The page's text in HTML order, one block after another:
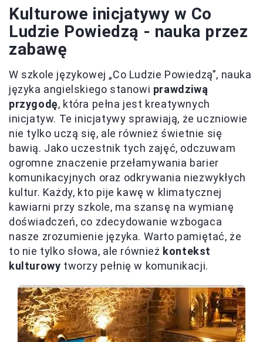
Kulturowe inicjatywy w Co
Ludzie Powiedzą - nauka przez
zabawę
W szkole językowej „Co Ludzie Powiedzą”, nauka
języka angielskiego stanowi prawdziwą
przygodę, która pełna jest kreatywnych
inicjatyw. Te inicjatywy sprawiają, że uczniowie
nie tylko uczą się, ale również świetnie się
bawią. Jako uczestnik tych zajęć, odczuwam
ogromne znaczenie przełamywania barier
komunikacyjnych oraz odkrywania niezwykłych
kultur. Każdy, kto pije kawę w klimatycznej
kawiarni przy szkole, ma szansę na wymianę
doświadczeń, co zdecydowanie wzbogaca
nasze zrozumienie języka. Warto pamiętać, że
to nie tylko słowa, ale również kontekst
kulturowy tworzy pełnię w komunikacji.